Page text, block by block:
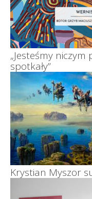
„Jesteśmy
spotkały”
Krystian Myszor